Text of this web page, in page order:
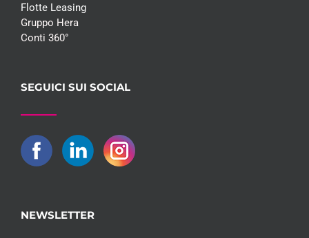
Flotte Leasing
Gruppo Hera
Conti 360°
SEGUICI SUI SOCIAL
NEWSLETTER